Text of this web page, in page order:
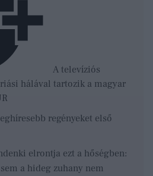
A televíziós
hálával tartozik a magyar
regényeket első
elrontja ezt a hőségben:
a hideg zuhany nem